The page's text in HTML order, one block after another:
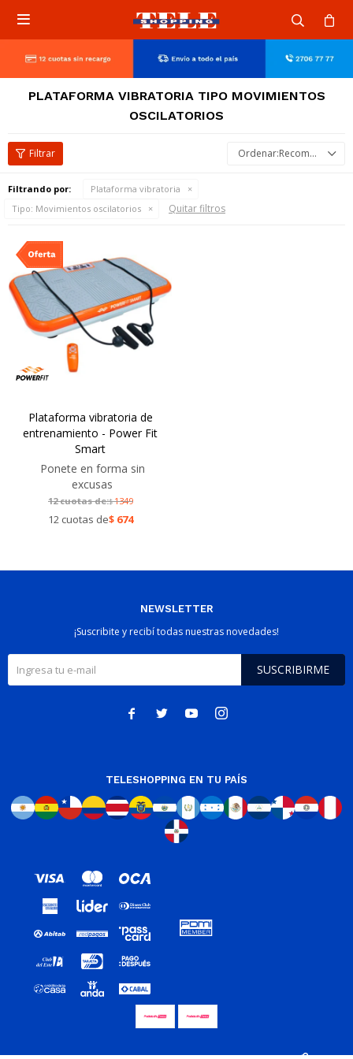

PLATAFORMA VIBRATORIA TIPO MOVIMIENTOS
OSCILATORIOS
Recomendados
Filtrando por:
Plataforma vibratoria
Tipo: Movimientos oscilatorios Quitar filtros
Plataforma vibratoria de
entrenamiento - Power Fit
Smart
Ponete en forma sin
excusas
12 cuotas de:$1349
12 cuotas de$ 674
NEWSLETTER
¡Suscribite y recibí todas nuestras novedades!
SUSCRIBIRME
   
TELESHOPPING EN TU PAÍS